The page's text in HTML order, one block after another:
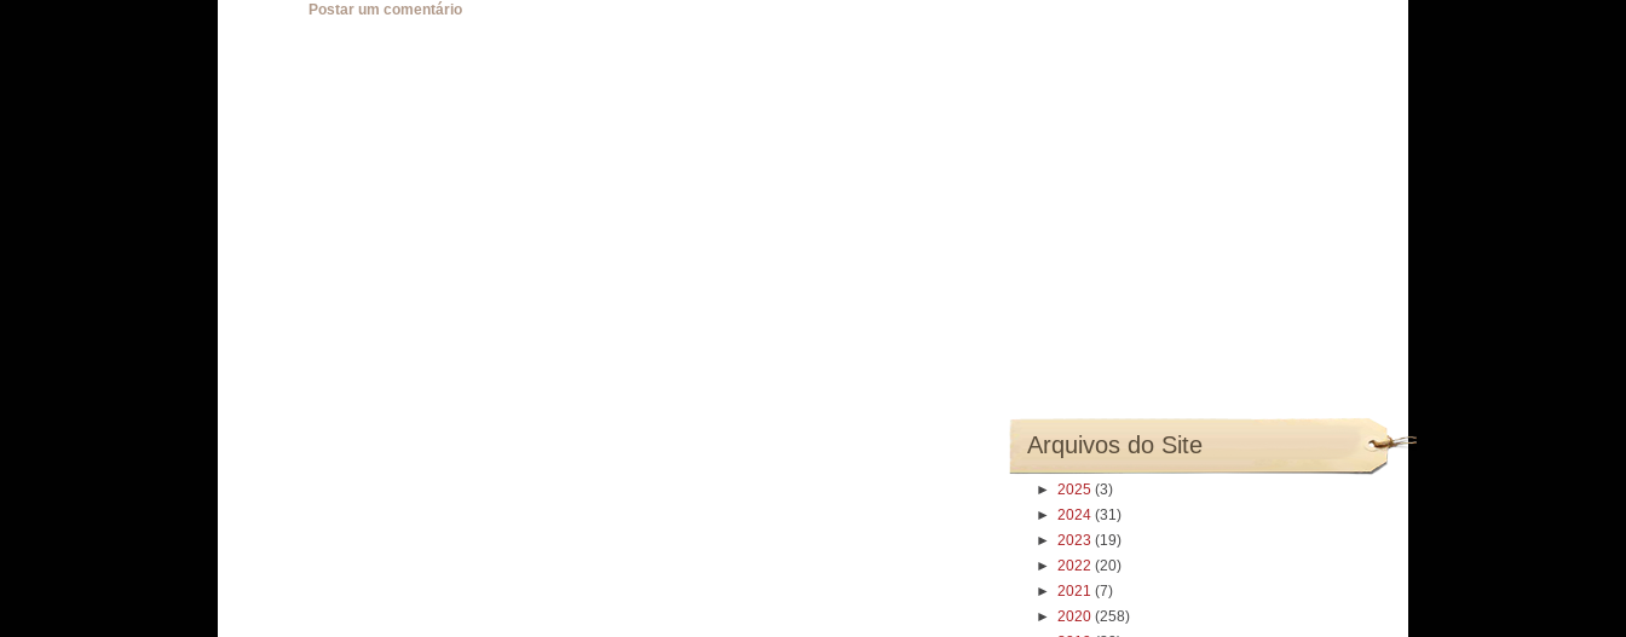
Postar um comentário
Arquivos do Site
► 2025 (3)
► 2024 (31)
► 2023 (19)
► 2022 (20)
► 2021 (7)
► 2020 (258)